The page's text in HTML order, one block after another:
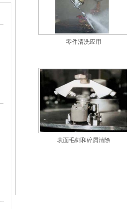
零件清洗应用
表面毛刺和碎屑清除